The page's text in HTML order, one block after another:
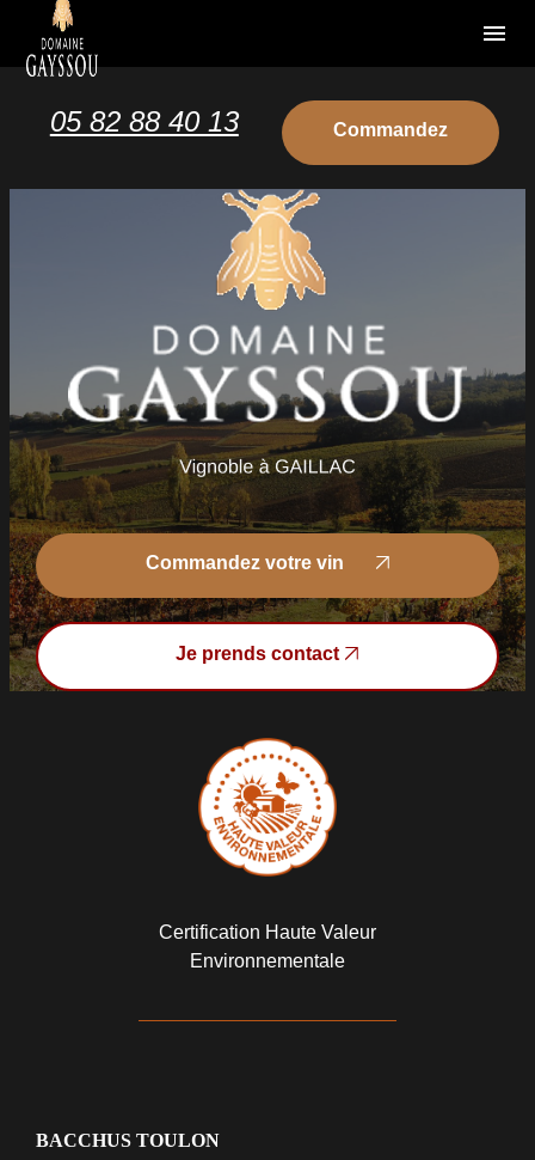
menu
05 82 88 40 13
Commandez
Commandez votre vin
Commandez votre vin
Je prends contact
Certification Haute Valeur
Environnementale
BACCHUS TOULON
Panneau de gestion des cookies